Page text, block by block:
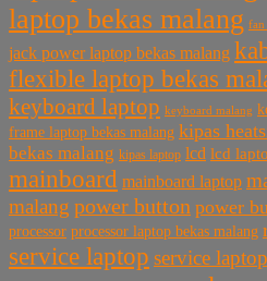
laptop bekas malang fan
jack power laptop bekas malang
flexible laptop bekas
keyboard laptop keyboard malang
frame laptop bekas malang kipas
bekas malang kipas laptop lcd lcd
mainboard mainboard laptop
malang power button power
processor processor laptop bekas malang
service laptop service